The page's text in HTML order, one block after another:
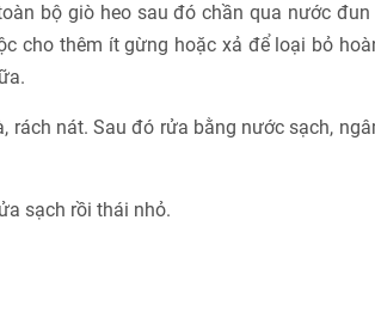
bộ giò heo sau đó chần qua nước
cho thêm ít gừng hoặc xả để loại bỏ
rách nát. Sau đó rửa bằng nước sạch,
sạch rồi thái nhỏ.